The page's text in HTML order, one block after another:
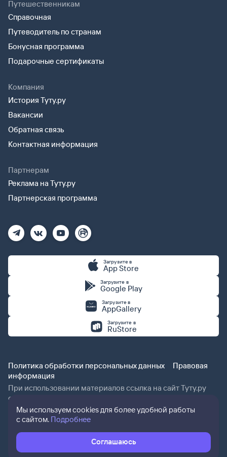
Путешественникам
Справочная
Путеводитель по странам
Бонусная программа
Подарочные сертификаты
Компания
История Туту.ру
Вакансии
Обратная связь
Контактная информация
Партнерам
Реклама на Туту.ру
Партнерская программа
Загрузите в
App Store
Загрузите в
Google Play
Загрузите в
AppGallery
Загрузите в
RuStore
Политика обработки персональных данных
Правовая
информация
При использовании материалов ссылка на сайт Туту.ру
обязательна.
Мы используем cookies для более удобной работы
с сайтом. Подробнее
Соглашаюсь